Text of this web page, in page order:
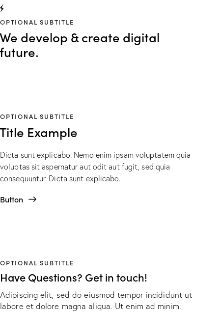
OPTIONAL SUBTITLE
We develop & create digital
future.
OPTIONAL SUBTITLE
Title Example
Dicta sunt explicabo. Nemo enim ipsam voluptatem quia
voluptas sit aspernatur aut odit aut fugit, sed quia
consequuntur. Dicta sunt explicabo.
Button
OPTIONAL SUBTITLE
Have Questions? Get in touch!
Adipiscing elit, sed do eiusmod tempor incididunt ut
labore et dolore magna aliqua. Ut enim ad minim.